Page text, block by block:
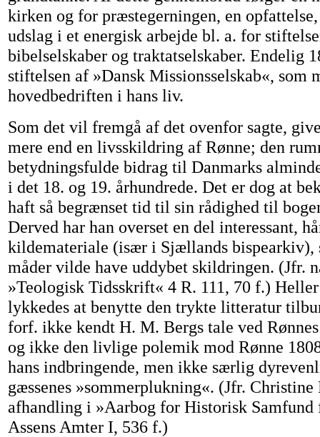
kirken og for præstegerningen, en
udslag i et energisk arbejde bl. a. for
bibelselskaber og traktatselskaber. Endelig
stiftelsen af »Dansk Missionsselskab«, som
hovedbedriften i hans liv.
Som det vil fremgå af det ovenfor sagte,
mere end en livsskildring af Rønne; den
betydningsfulde bidrag til Danmarks
i det 18. og 19. århundrede. Det er dog at
haft så begrænset tid til sin rådighed til
Derved har han overset en del interessant,
kildemateriale (især i Sjællands bispearkiv),
måder vilde have uddybet skildringen. (Jfr.
»Teologisk Tidsskrift« 4 R. 111, 70 f.)
lykkedes at benytte den trykte litteratur
forf. ikke kendt H. M. Bergs tale ved
og ikke den livlige polemik mod Rønne
hans indbringende, men ikke særlig
gæssenes »sommerplukning«. (Jfr. Christine
afhandling i »Aarbog for Historisk Samfund
Assens Amter I, 536 f.)